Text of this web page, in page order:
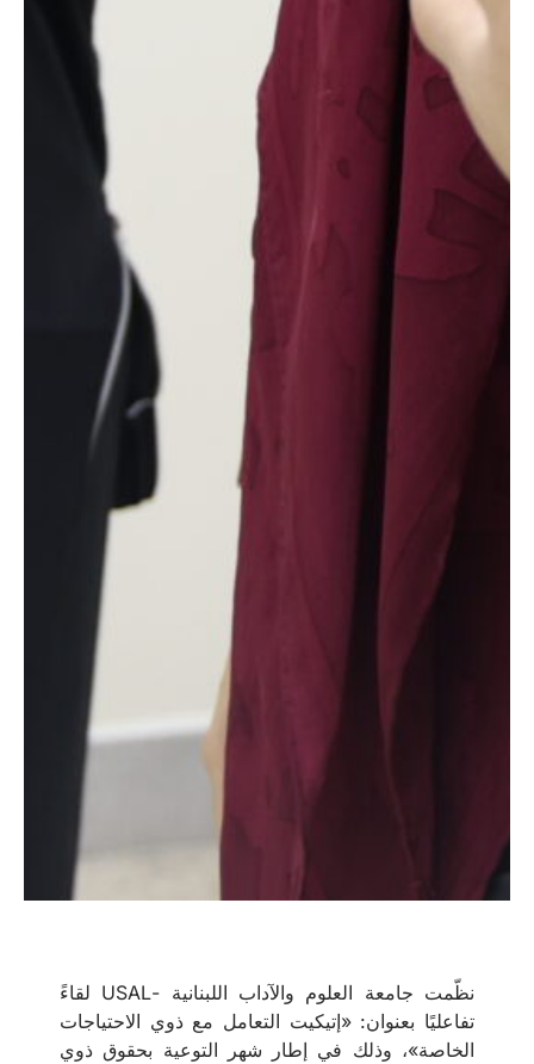
نظّمت جامعة العلوم والآداب اللبنانية -USAL لقاءً
تفاعليًا بعنوان: «إتيكيت التعامل مع ذوي الاحتياجات
الخاصة»، وذلك في إطار شهر التوعية بحقوق ذوي